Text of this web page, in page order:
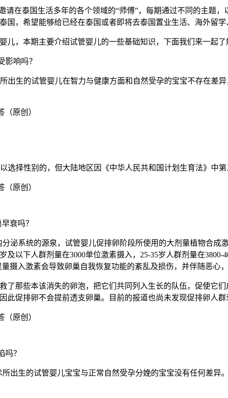
请在泰国生活多年的各个领域的“师傅”，每期通过不同的主题
国，希望能够给已经在泰国或者即将去泰国置业生活、海外留
儿，本期主要介绍试管婴儿的一些基础知识，下面我们来一起了
影响吗？
出生的试管婴儿在智力与健康方面和自然受孕的宝宝不存在
选择性别的，但大陆地区因《中华人民共和国计划生育法》中
衰吗？
分泌系统的源泉，试管婴儿促排卵阶段所使用的大剂量植物合
及以下人群剂量在3000单位激素摄入，25-35岁人群剂量在
摄入激素会导致卵巢自我恢复功能的紊乱及损伤，并伴随恶
了那些本该消失的卵泡，把它们共同列入生长的队伍，促使它
此促排卵不会提前透支卵巢。目前的报道也尚未发现促排卵人
吗？
出生的试管婴儿宝宝与正常自然受孕分娩的宝宝没有任何差